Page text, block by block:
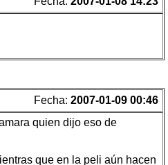
Fecha: 2007-01-09 00:46
quien dijo eso de
que en la peli aún hacen